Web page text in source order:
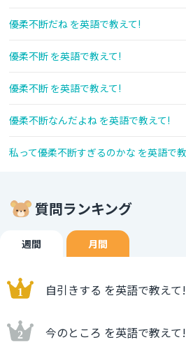
優柔不断だね を英語で教えて!
優柔不断 を英語で教えて!
優柔不断 を英語で教えて!
優柔不断なんだよね を英語で教えて!
私って優柔不断すぎるのかな を英語で
質問ランキング
週間 月間
自引きする を英語で教えて!
今のところ を英語で教えて!